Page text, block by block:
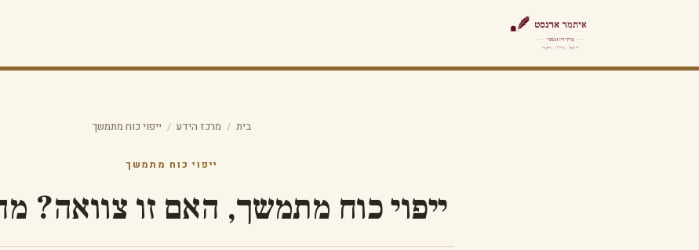
בית / מרכז הידע / ייפוי כוח מתמשך
ייפוי כוח מתמשך
ייפוי כוח מתמשך, האם זו צוואה?